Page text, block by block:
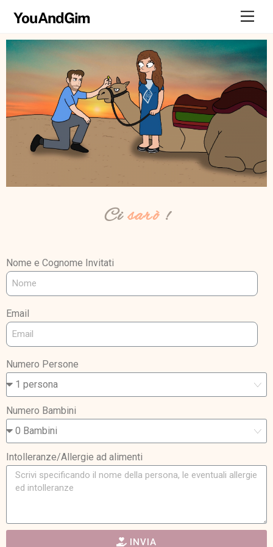
YouAndGim
Ci sarò !
Nome e Cognome Invitati
Email
Numero Persone
Numero Bambini
Intolleranze/Allergie ad alimenti
INVIA